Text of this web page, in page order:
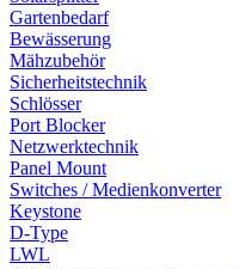
Gartenbedarf
Bewässerung
Mähzubehör
Sicherheitstechnik
Schlösser
Port Blocker
Netzwerktechnik
Panel Mount
Switches / Medienkonverter
Keystone
D-Type
LWL